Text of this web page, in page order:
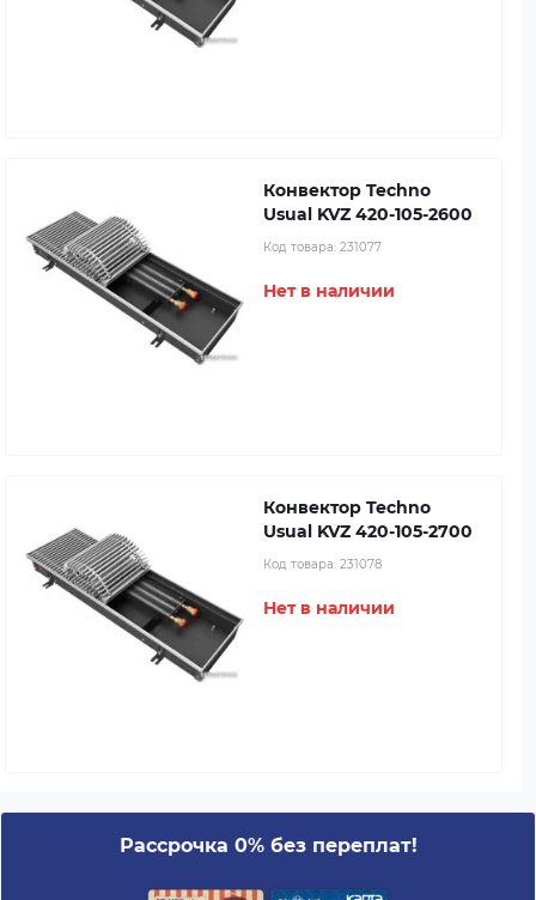
Конвектор Techno
Usual KVZ 420-105-2600
Код товара: 231077
Нет в наличии
Конвектор Techno
Usual KVZ 420-105-2700
Код товара: 231078
Нет в наличии
Рассрочка 0% без переплат!